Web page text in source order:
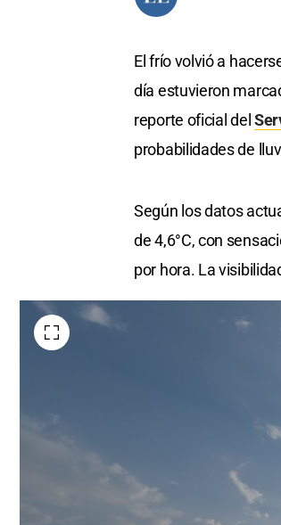
El frío volvió a
día estuvieron
reporte oficial del
probabilidades de
Según los datos
de 4,6°C, con
por hora. La